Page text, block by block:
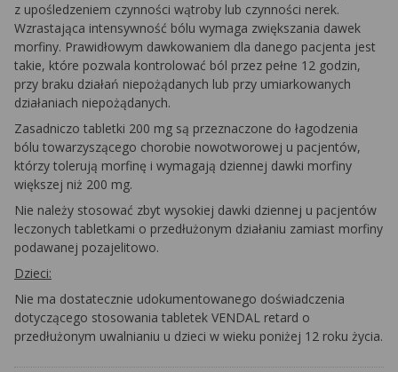
z upośledzeniem czynności wątroby lub czynności nerek.
Wzrastająca intensywność bólu wymaga zwiększania dawek
morfiny. Prawidłowym dawkowaniem dla danego pacjenta jest
takie, które pozwala kontrolować ból przez pełne 12 godzin,
przy braku działań niepożądanych lub przy umiarkowanych
działaniach niepożądanych.
Zasadniczo tabletki 200 mg są przeznaczone do łagodzenia
bólu towarzyszącego chorobie nowotworowej u pacjentów,
którzy tolerują morfinę i wymagają dziennej dawki morfiny
większej niż 200 mg.
Nie należy stosować zbyt wysokiej dawki dziennej u pacjentów
leczonych tabletkami o przedłużonym działaniu zamiast morfiny
podawanej pozajelitowo.
Dzieci:
Nie ma dostatecznie udokumentowanego doświadczenia
dotyczącego stosowania tabletek VENDAL retard o
przedłużonym uwalnianiu u dzieci w wieku poniżej 12 roku życia.